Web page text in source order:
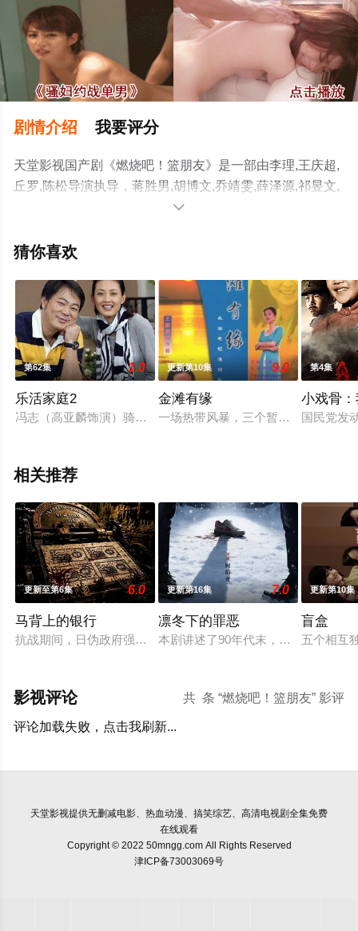
剧情介绍 我要评分
天堂影视国产剧《燃烧吧！篮朋友》是一部由李理,王庆超,
丘罗,陈松导演执导，蒋胜男,胡博文,乔靖雯,薛泽源,祁昱文,
焦娜,周熙航,张啸昂,于佳川,阮凌峰等演员精彩演绎的大陆
看高清未删减完整版电视剧全集就上天堂电影网，更多相

猜你喜欢
第62集 1.0
乐活家庭2
冯志（高亚麟饰演）骑着自行车去补习班接亮亮（董博文饰演
更新第10集 9.0
金滩有缘
一场热带风暴，三个暂无内容不速
第4集
小戏骨
国民党发
相关推荐
更新至第6集 6.0
马背上的银行
抗战期间，日伪政府强行推广、使用由“中国准备银行”发行的
更新第16集 7.0
凛冬下的罪恶
本剧讲述了90年代末，怒河市刑侦支
更新第10集
盲盒
五个相互
共 条 “燃烧吧！篮朋友” 影评
影视评论
评论加载失败，点击我刷新...
天堂影视提供无删减电影、热血动漫、搞笑综艺、高清电视剧全集免费
在线观看
Copyright © 2022 50mngg.com All Rights Reserved
津ICP备73003069号